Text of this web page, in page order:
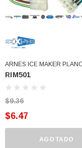
ARNES ICE MAKER
(RIM501)
RIM501
$9.36
$6.47
AGOTADO